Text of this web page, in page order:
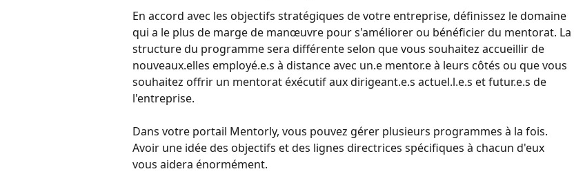
En accord avec les objectifs stratégiques de votre entreprise, définissez le domaine
qui a le plus de marge de manœuvre pour s'améliorer ou bénéficier du mentorat. La
structure du programme sera différente selon que vous souhaitez accueillir de
nouveaux.elles employé.e.s à distance avec un.e mentor.e à leurs côtés ou que vous
souhaitez offrir un mentorat éxécutif aux dirigeant.e.s actuel.l.e.s et futur.e.s de
l'entreprise.
Dans votre portail Mentorly, vous pouvez gérer plusieurs programmes à la fois.
Avoir une idée des objectifs et des lignes directrices spécifiques à chacun d'eux
vous aidera énormément.